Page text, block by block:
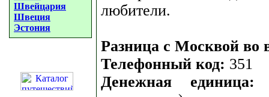
Швейцария
Швеция
Эстония
любители.
Разница с Москвой во
Телефонный код: 351
Денежная единица: